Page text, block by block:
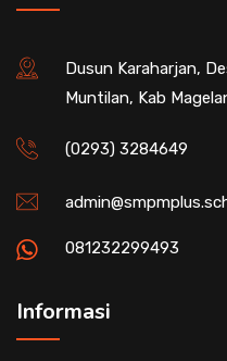
Dusun Karaharjan,
Muntilan, Kab
(0293) 3284649
081232299493
Informasi